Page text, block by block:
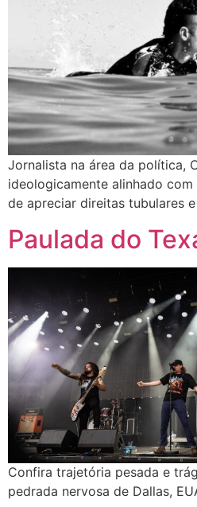
Jornalista na área da política,
ideologicamente alinhado
de apreciar direitas tubulares
Paulada do
Confira trajetória pesada e
pedrada nervosa de Dallas,